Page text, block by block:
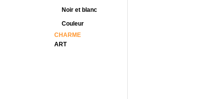
Noir et blanc
Couleur
CHARME
ART